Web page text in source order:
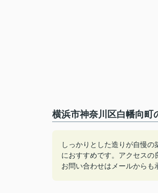
横浜市神奈川区白幡向町
しっかりとした造りが自慢
におすすめです。アクセス
お問い合わせはメールから